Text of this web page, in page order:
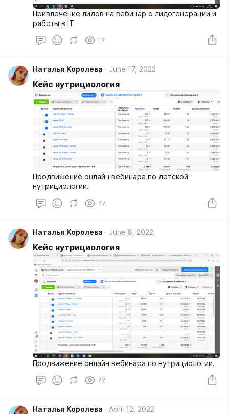
Привлечение лидов на вебинар о лидогенерации и
работы в IT
12
Наталья Королева June 17, 2022
Кейс нутрициология
Продвижение онлайн вебинара по детской
нутрициологии.
47
Наталья Королева June 8, 2022
Кейс нутрициология
Продвижение онлайн вебинара по нутрициологии.
72
Наталья Королева April 12, 2022